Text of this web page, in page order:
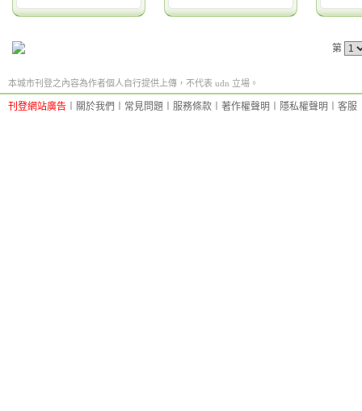
第
本城市刊登之內容為作者個人自行提供上傳，不代表 udn 立場。
刊登網站廣告 關於我們 常見問題 服務條款 著作權聲明 隱私權聲明 客服